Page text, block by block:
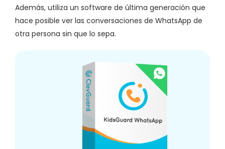
Además, utiliza un software de última generación que
hace posible ver las conversaciones de WhatsApp de
otra persona sin que lo sepa.